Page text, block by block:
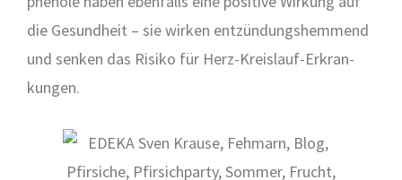
die Gesund­heit – sie wir­ken ent­zün­dungs­hem­mend
und sen­ken das Risi­ko für Herz-Kreis­lauf-Erkran­
kun­gen.